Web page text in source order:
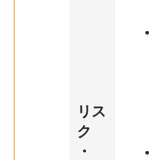
リス
ク
・